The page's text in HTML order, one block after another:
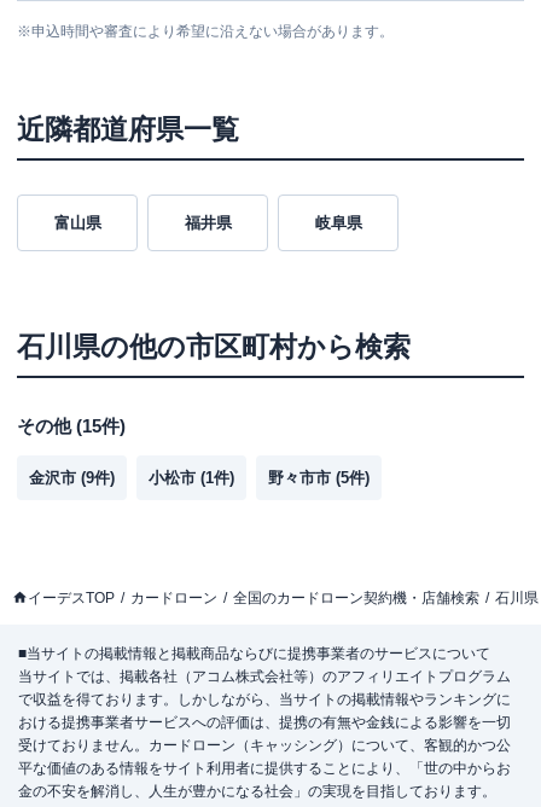
※申込時間や審査により希望に沿えない場合があります。
近隣都道府県一覧
富山県 福井県 岐阜県
石川県の他の市区町村から検索
その他(15件)
金沢市 (9件) 小松市 (1件) 野々市市 (5件)
イーデスTOP カードローン 全国のカードローン契約機・店舗検索 石川県
■当サイトの掲載情報と掲載商品ならびに提携事業者のサービスについて
当サイトでは、掲載各社（アコム株式会社等）のアフィリエイトプログラム
で収益を得ております。しかしながら、当サイトの掲載情報やランキングに
おける提携事業者サービスへの評価は、提携の有無や金銭による影響を一切
受けておりません。カードローン（キャッシング）について、客観的かつ公
平な価値のある情報をサイト利用者に提供することにより、「世の中からお
金の不安を解消し、人生が豊かになる社会」の実現を目指しております。